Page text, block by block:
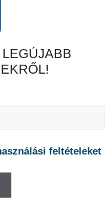
feltételeket